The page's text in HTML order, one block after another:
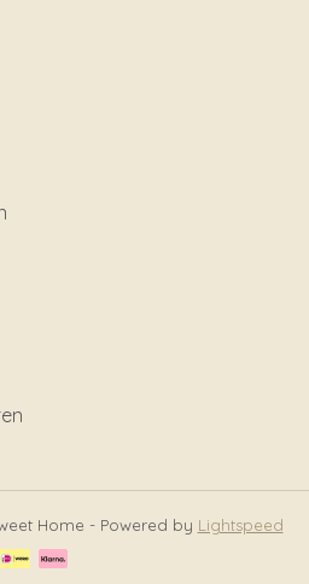
Home - Powered by Lightspeed